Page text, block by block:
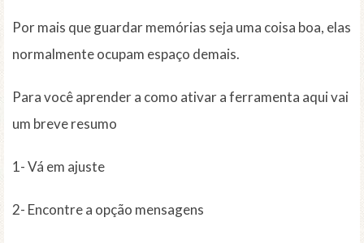
Por mais que guardar memórias seja uma coisa boa, elas
normalmente ocupam espaço demais.
Para você aprender a como ativar a ferramenta aqui vai
um breve resumo
1- Vá em ajuste
2- Encontre a opção mensagens